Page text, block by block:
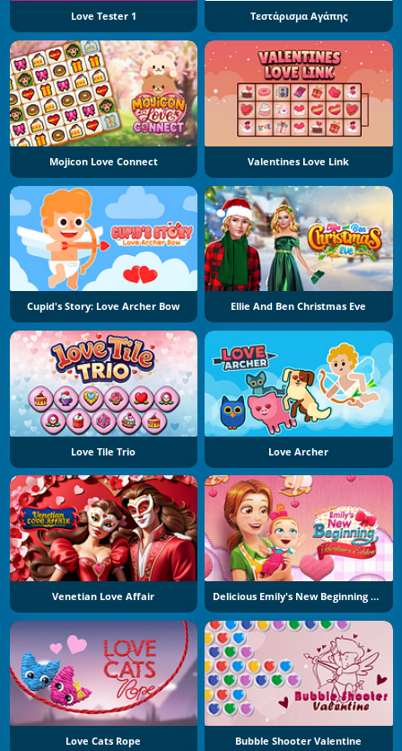
Love Tester 1 Τεστάρισμα Αγάπης
Mojicon Love Connect Valentines Love Link
Cupid's Story: Love Archer Bow Ellie And Ben Christmas Eve
Love Tile Trio Love Archer
Venetian Love Affair Delicious Emily's New Beginning Valentine's Edition
Love Cats Rope Bubble Shooter Valentine